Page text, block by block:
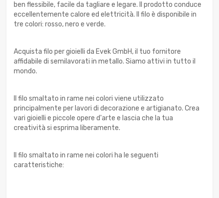
ben flessibile, facile da tagliare e legare. Il prodotto conduce
eccellentemente calore ed elettricità. Il filo è disponibile in
tre colori: rosso, nero e verde.
Acquista filo per gioielli da Evek GmbH, il tuo fornitore
affidabile di semilavorati in metallo. Siamo attivi in tutto il
mondo.
Il filo smaltato in rame nei colori viene utilizzato
principalmente per lavori di decorazione e artigianato. Crea
vari gioielli e piccole opere d'arte e lascia che la tua
creatività si esprima liberamente.
Il filo smaltato in rame nei colori ha le seguenti
caratteristiche: